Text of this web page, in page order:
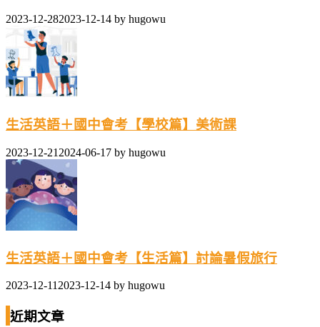
2023-12-282023-12-14 by hugowu
生活英語＋國中會考【學校篇】美術課
2023-12-21 2024-06-17 by hugowu
生活英語＋國中會考【生活篇】討論暑假旅行
2023-12-11 2023-12-14 by hugowu
近期文章